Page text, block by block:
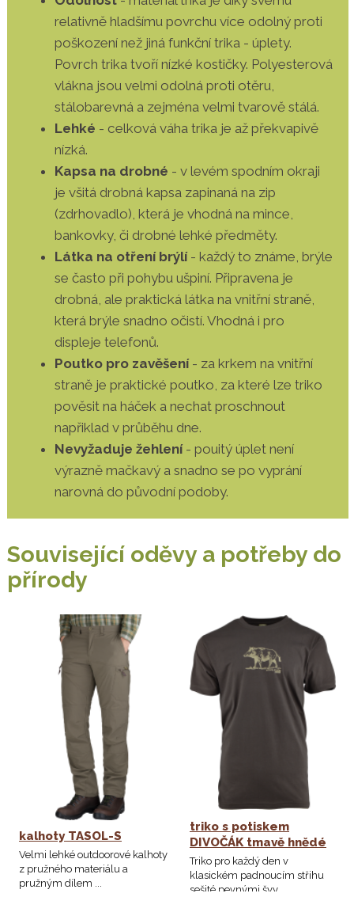
relativně hladšímu povrchu více odolný proti
poškození než jiná funkční trika - úplety.
Povrch trika tvoří nízké kostičky. Polyesterová
vlákna jsou velmi odolná proti otěru,
stálobarevná a zejména velmi tvarově stálá.
Lehké - celková váha trika je až překvapivě
nízká.
Kapsa na drobné - v levém spodním okraji
je všitá drobná kapsa zapinaná na zip
(zdrhovadlo), která je vhodná na mince,
bankovky, či drobné lehké předměty.
Látka na otření brýlí- každý to známe, brýle
se často při pohybu ušpiní. Připravena je
drobná, ale praktická látka na vnitřní straně,
která brýle snadno očistí. Vhodná i pro
displeje telefonů.
Poutko pro zavěšení - za krkem na vnitřní
straně je praktické poutko, za které lze triko
pověsit na háček a nechat proschnout
napřiklad v průběhu dne.
Nevyžaduje žehlení- pouitý úplet není
výrazně mačkavý a snadno se po vyprání
narovná do původní podoby.
Související oděvy a potřeby do
přírody
kalhoty TASOL-S
Velmi lehké outdoorové kalhoty
z pružného materiálu a
pružným dílem ...
triko s potiskem
DIVOČÁK tmavě hnědé
Triko pro každý den v
klasickém padnoucím střihu
sešité pevnými švy ...